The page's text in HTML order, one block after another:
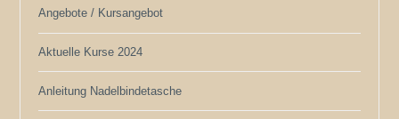
Angebote / Kursangebot
Aktuelle Kurse 2024
Anleitung Nadelbindetasche